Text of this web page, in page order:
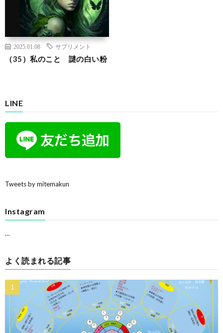
2025.01.08 サプリメント
（35）私のこと 謎の白い粉
LINE
Tweets by mitemakun
Instagram
…
よく読まれる記事